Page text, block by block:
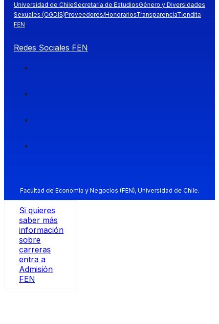
Universidad de ChileSecretaría de EstudiosGénero y Diversidades
Sexuales (OGDIS)Proveedores/HonorariosTransparenciaTiendita
FEN
Redes Sociales FEN
Facultad de Economía y Negocios (FEN), Universidad de Chile.
Si quieres
saber más
información
sobre
carreras
entra a
Admisión
FEN